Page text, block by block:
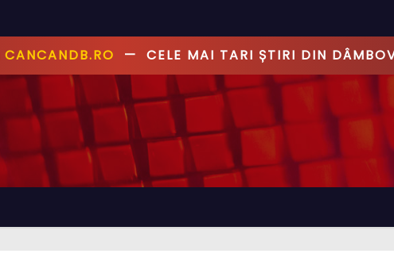
—PRIMUL CU ȘTIREA, PRIMUL CU